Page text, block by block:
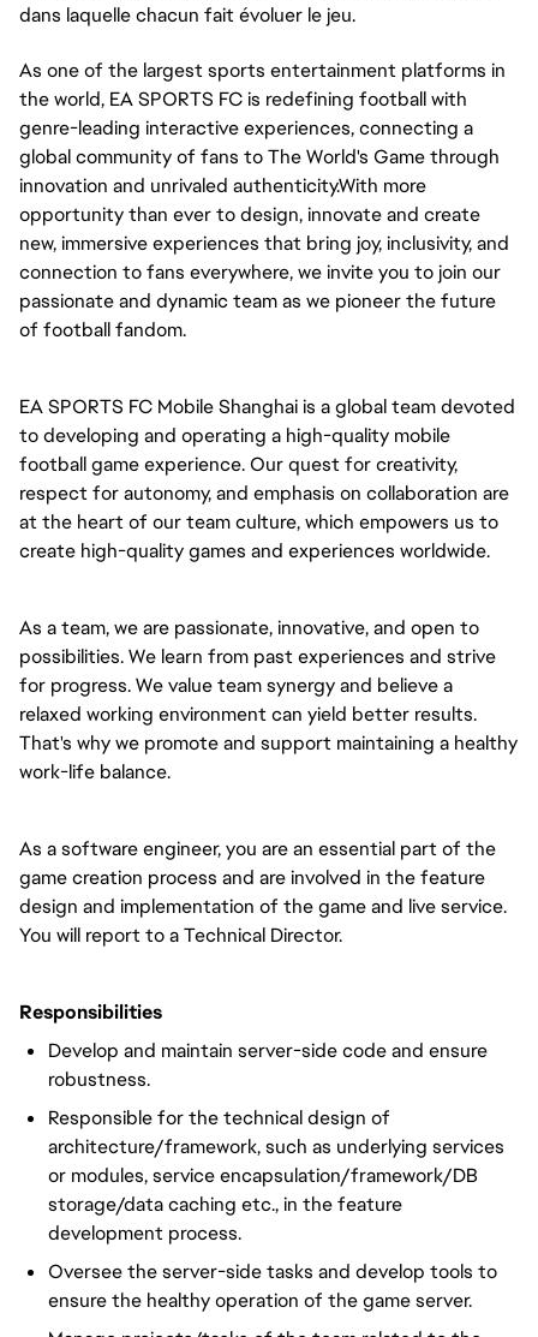
dans laquelle chacun fait évoluer le jeu.
As one of the largest sports entertainment platforms in
the world, EA SPORTS FC is redefining football with
genre-leading interactive experiences, connecting a
global community of fans to The World's Game through
innovation and unrivaled authenticity.With more
opportunity than ever to design, innovate and create
new, immersive experiences that bring joy, inclusivity, and
connection to fans everywhere, we invite you to join our
passionate and dynamic team as we pioneer the future
of football fandom.
EA SPORTS FC Mobile Shanghai is a global team devoted
to developing and operating a high-quality mobile
football game experience. Our quest for creativity,
respect for autonomy, and emphasis on collaboration are
at the heart of our team culture, which empowers us to
create high-quality games and experiences worldwide.
As a team, we are passionate, innovative, and open to
possibilities. We learn from past experiences and strive
for progress. We value team synergy and believe a
relaxed working environment can yield better results.
That's why we promote and support maintaining a healthy
work-life balance.
As a software engineer, you are an essential part of the
game creation process and are involved in the feature
design and implementation of the game and live service.
You will report to a Technical Director.
Responsibilities
Develop and maintain server-side code and ensure
robustness.
Responsible for the technical design of
architecture/framework, such as underlying services
or modules, service encapsulation/framework/DB
storage/data caching etc., in the feature
development process.
Oversee the server-side tasks and develop tools to
ensure the healthy operation of the game server.